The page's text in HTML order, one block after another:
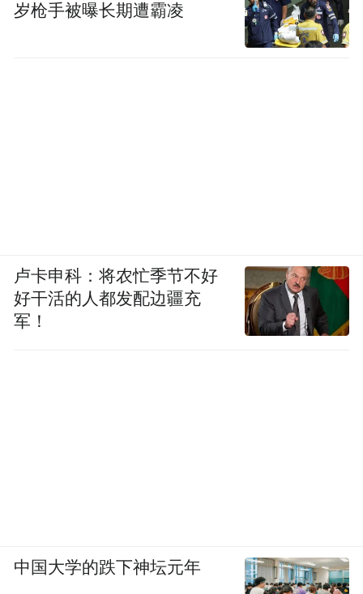
岁枪手被曝长期遭霸凌
卢卡申科：将农忙季节不好
好干活的人都发配边疆充
军！
中国大学的跌下神坛元年